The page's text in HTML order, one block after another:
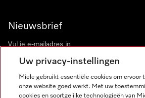
Nieuwsbrief
Uw privacy-instellingen
Miele gebruikt essentiële cookies om ervoor
onze website goed werkt. Met uw
cookies en soortgelijke technologieën van